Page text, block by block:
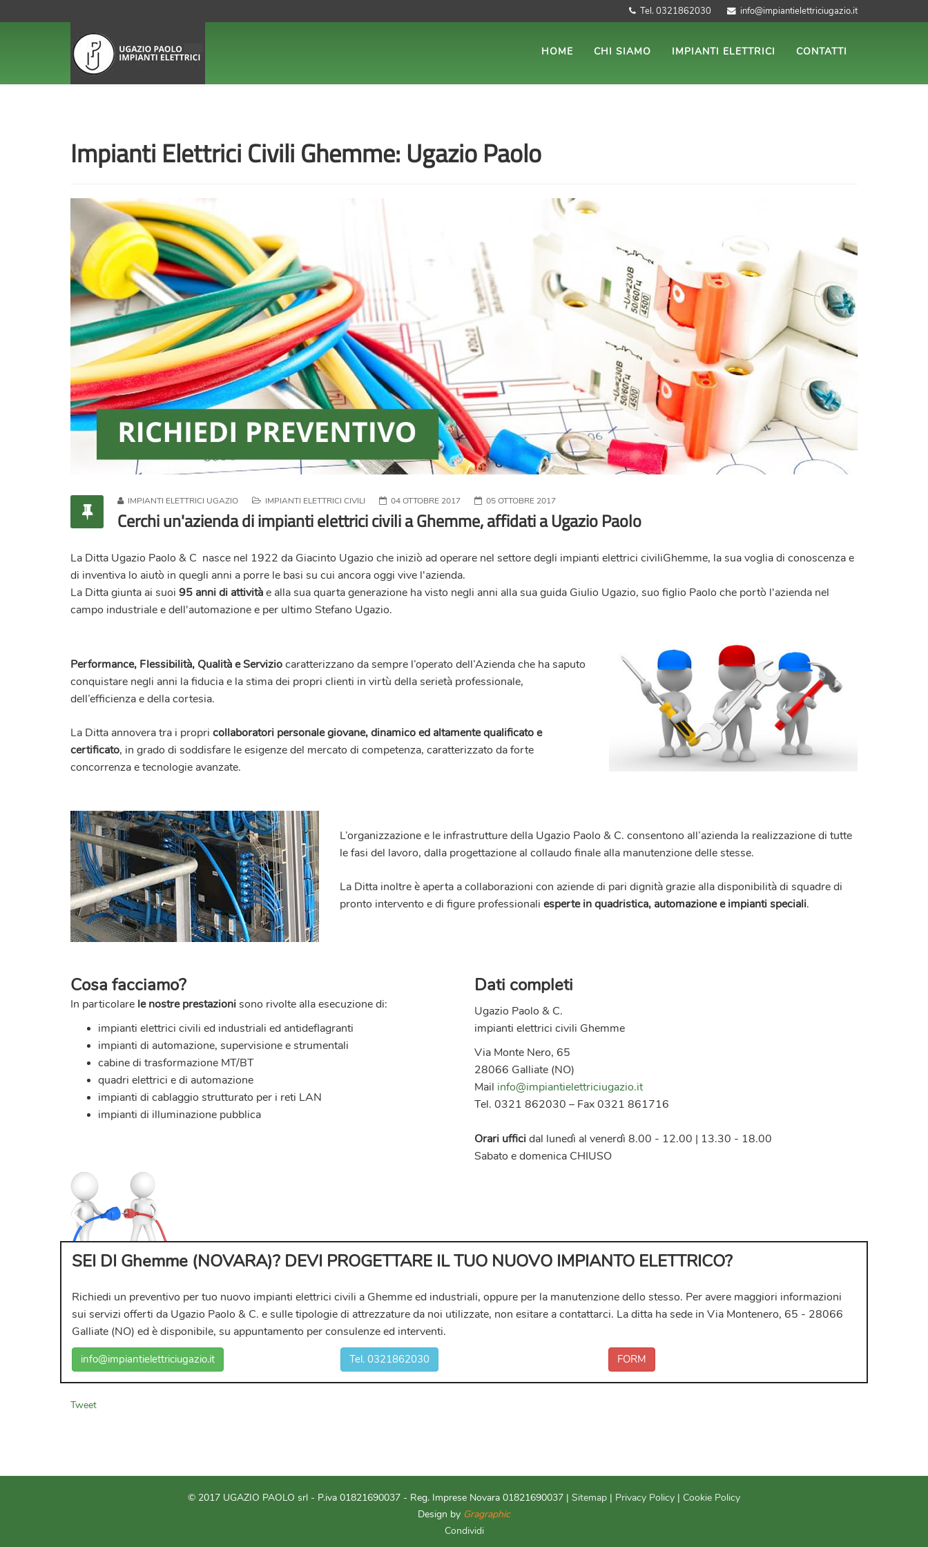
Tel. 0321862030 info@impiantielettriciugazio.it
HOME CHI SIAMO IMPIANTI ELETTRICI CONTATTI
Impianti Elettrici Civili Ghemme: Ugazio Paolo
IMPIANTI ELETTRICI UGAZIO IMPIANTI ELETTRICI CIVILI 04 OTTOBRE 2017 05 OTTOBRE 2017
Cerchi un'azienda di impianti elettrici civili a Ghemme, affidati a Ugazio Paolo
La Ditta Ugazio Paolo & C nasce nel 1922 da Giacinto Ugazio che iniziò ad operare nel settore degli impianti elettrici civiliGhemme, la sua voglia di conoscenza e
di inventiva lo aiutò in quegli anni a porre le basi su cui ancora oggi vive l'azienda.
La Ditta giunta ai suoi 95 anni di attivitàe alla sua quarta generazione ha visto negli anni alla sua guida Giulio Ugazio, suo figlio Paolo che portò l'azienda nel
campo industriale e dell'automazione e per ultimo Stefano Ugazio.
Performance, Flessibilità, Qualità e Serviziocaratterizzano da sempre l’operato dell’Azienda che ha saputo
conquistare negli anni la fiducia e la stima dei propri clienti in virtù della serietà professionale,
dell’efficienza e della cortesia.
La Ditta annovera tra i propri collaboratori personale giovane, dinamico ed altamente qualificato e
certificato, in grado di soddisfare le esigenze del mercato di competenza, caratterizzato da forte
concorrenza e tecnologie avanzate.
L’organizzazione e le infrastrutture della Ugazio Paolo & C. consentono all’azienda la realizzazione di tutte
le fasi del lavoro, dalla progettazione al collaudo finale alla manutenzione delle stesse.
La Ditta inoltre è aperta a collaborazioni con aziende di pari dignità grazie alla disponibilità di squadre di
pronto intervento e di figure professionali esperte in quadristica, automazione e impianti speciali.
Cosa facciamo?
In particolare le nostre prestazionisono rivolte alla esecuzione di:
impianti elettrici civili ed industriali ed antideflagranti
impianti di automazione, supervisione e strumentali
cabine di trasformazione MT/BT
quadri elettrici e di automazione
impianti di cablaggio strutturato per i reti LAN
impianti di illuminazione pubblica
Dati completi
Ugazio Paolo & C.
impianti elettrici civili Ghemme
Via Monte Nero, 65
28066 Galliate (NO)
Mail info@impiantielettriciugazio.it
Tel. 0321 862030 – Fax 0321 861716
Orari ufficidal lunedì al venerdì 8.00 - 12.00 | 13.30 - 18.00
Sabato e domenica CHIUSO
SEI DI Ghemme (NOVARA)? DEVI PROGETTARE IL TUO NUOVO IMPIANTO ELETTRICO?
Richiedi un preventivo per tuo nuovo impianti elettrici civili a Ghemme ed industriali, oppure per la manutenzione dello stesso. Per avere maggiori informazioni
sui servizi offerti da Ugazio Paolo & C. e sulle tipologie di attrezzature da noi utilizzate, non esitare a contattarci. La ditta ha sede in Via Montenero, 65 - 28066
Galliate (NO) ed è disponibile, su appuntamento per consulenze ed interventi.
info@impiantielettriciugazio.it Tel. 0321862030 FORM
Tweet
© 2017 UGAZIO PAOLO srl - P.iva 01821690037 - Reg. Imprese Novara 01821690037 | Sitemap | Privacy Policy | Cookie Policy
Design by Gragraphic
Condividi